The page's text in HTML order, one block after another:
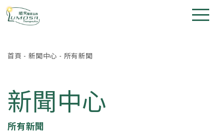
首頁 -新聞中心 - 所有新聞
新聞中心
所有新聞